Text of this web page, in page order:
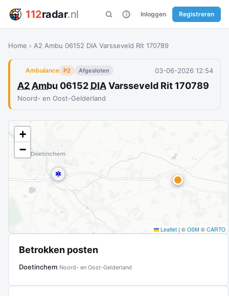
112radar.nl Inloggen Registreren
Home › A2 Ambu 06152 DIA Varsseveld Rit 170789
Ambulance P2 Afgesloten 03-06-2026 12:54
A2 Ambu 06152 DIAVarsseveld Rit 170789
Noord- en Oost-Gelderland
+
−
Leaflet | © OSM © CARTO
Betrokken posten
Doetinchem Noord- en Oost-Gelderland